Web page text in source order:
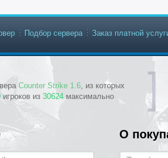
Counter Strike 1.6, из которых
игроков из 30624 максимально
Подбор сервера Заказ платной
О